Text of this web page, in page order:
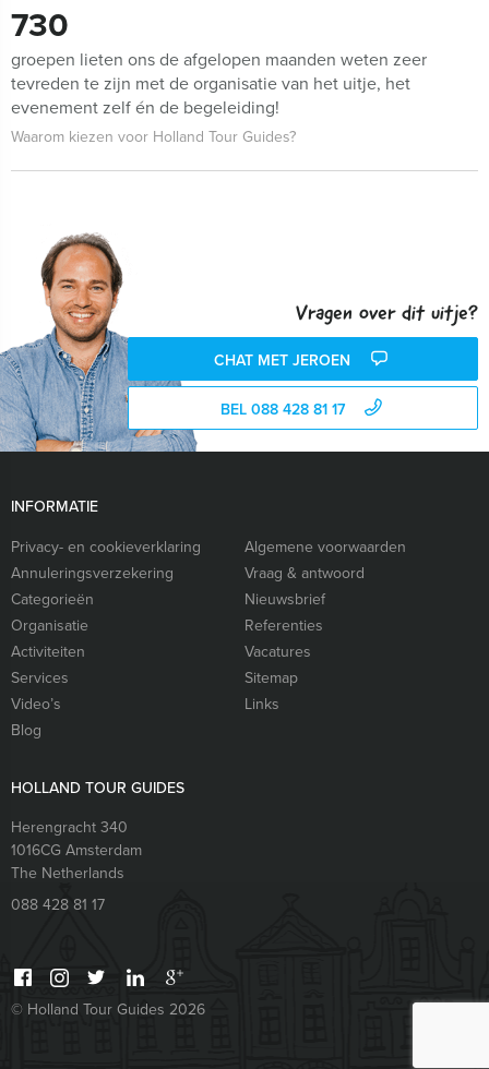
730
groepen lieten ons de afgelopen maanden weten zeer
tevreden te zijn met de organisatie van het uitje, het
evenement zelf én de begeleiding!
Waarom kiezen voor Holland Tour Guides?
Vragen over dit uitje?
CHAT MET JEROEN
BEL 088 428 81 17
INFORMATIE
Privacy- en cookieverklaring
Algemene voorwaarden
Annuleringsverzekering
Vraag & antwoord
Categorieën
Nieuwsbrief
Organisatie
Referenties
Activiteiten
Vacatures
Services
Sitemap
Video’s
Links
Blog
HOLLAND TOUR GUIDES
Herengracht 340
1016CG Amsterdam
The Netherlands
088 428 81 17
© Holland Tour Guides 2026